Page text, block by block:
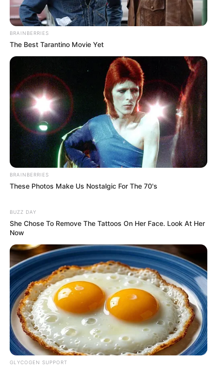
BRAINBERRIES
The Best Tarantino Movie Yet
BRAINBERRIES
These Photos Make Us Nostalgic For The 70's
BUZZ DAY
She Chose To Remove The Tattoos On Her Face. Look At Her
Now
GLYCOGEN SUPPORT